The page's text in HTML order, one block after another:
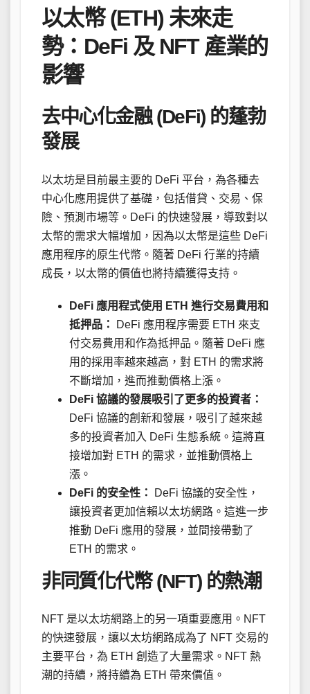
以太幣 (ETH) 未來走
勢：DeFi 及 NFT 產業的
影響
去中心化金融 (DeFi) 的蓬勃
發展
以太坊是目前最主要的 DeFi 平台，為各種去
中心化應用提供了基礎，包括借貸、交易、保
險、預測市場等。DeFi 的快速發展，導致對以
太幣的需求大幅增加，因為以太幣是這些 DeFi
應用程序的原生代幣。隨著 DeFi 行業的持續
成長，以太幣的價值也將持續獲得支持。
DeFi 應用程式使用 ETH 進行交易費用和
抵押品：
DeFi 應用程序需要 ETH 來支
付交易費用和作為抵押品。隨著 DeFi 應
用的採用率越來越高，對 ETH 的需求將
不斷增加，進而推動價格上漲。
DeFi 協議的發展吸引了更多的投資者：
DeFi 協議的創新和發展，吸引了越來越
多的投資者加入 DeFi 生態系統。這將直
接增加對 ETH 的需求，並推動價格上
漲。
DeFi 的安全性：
DeFi 協議的安全性，
讓投資者更加信賴以太坊網路。這進一步
推動 DeFi 應用的發展，並間接帶動了
ETH 的需求。
非同質化代幣 (NFT) 的熱潮
NFT 是以太坊網路上的另一項重要應用。NFT
的快速發展，讓以太坊網路成為了 NFT 交易的
主要平台，為 ETH 創造了大量需求。NFT 熱
潮的持續，將持續為 ETH 帶來價值。